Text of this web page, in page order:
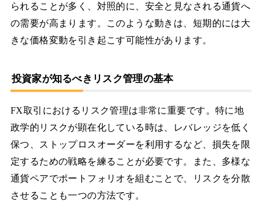
られることが多く、対照的に、安全と見なされる通貨へ
の需要が高まります。このような動きは、短期的には大
きな価格変動を引き起こす可能性があります。
投資家が知るべきリスク管理の基本
FX取引におけるリスク管理は非常に重要です。特に地
政学的リスクが顕在化している時は、レバレッジを低く
保つ、ストップロスオーダーを利用するなど、損失を限
定するための戦略を練ることが必要です。また、多様な
通貨ペアでポートフォリオを組むことで、リスクを分散
させることも一つの方法です。